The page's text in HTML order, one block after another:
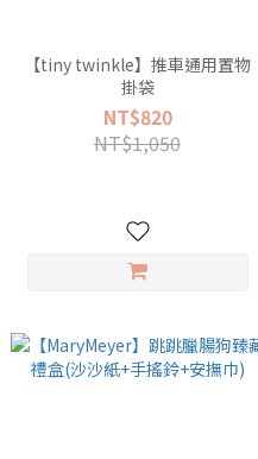
【tiny twinkle】推車通用置物
掛袋
NT$820
NT$1,050